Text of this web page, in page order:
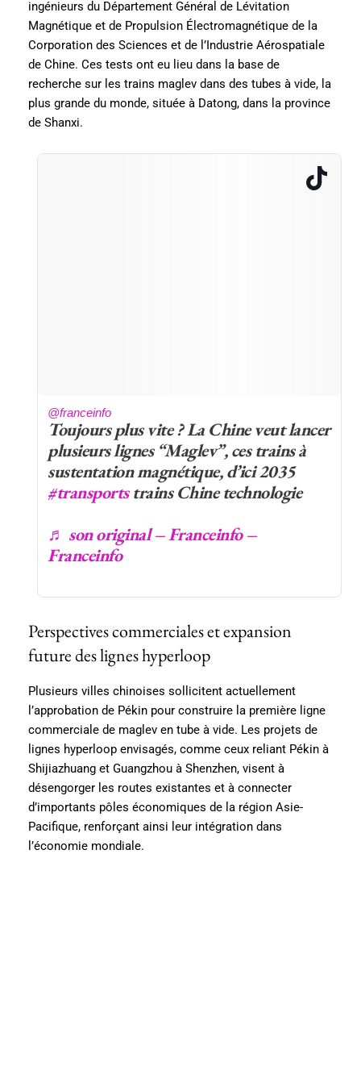
ingénieurs du Département Général de Lévitation
Magnétique et de Propulsion Électromagnétique de la
Corporation des Sciences et de l’Industrie Aérospatiale
de Chine. Ces tests ont eu lieu dans la base de
recherche sur les trains maglev dans des tubes à vide, la
plus grande du monde, située à Datong, dans la province
de Shanxi.
@franceinfo
Toujours plus vite ? La Chine veut lancer
plusieurs lignes “Maglev”, ces trains à
sustentation magnétique, d’ici 2035
#transportstrains Chine technologie
♬ son original – Franceinfo –
Franceinfo
Perspectives commerciales et expansion
future des lignes hyperloop
Plusieurs villes chinoises sollicitent actuellement
l’approbation de Pékin pour construire la première ligne
commerciale de maglev en tube à vide. Les projets de
lignes hyperloop envisagés, comme ceux reliant Pékin à
Shijiazhuang et Guangzhou à Shenzhen, visent à
désengorger les routes existantes et à connecter
d’importants pôles économiques de la région Asie-
Pacifique, renforçant ainsi leur intégration dans
l’économie mondiale.